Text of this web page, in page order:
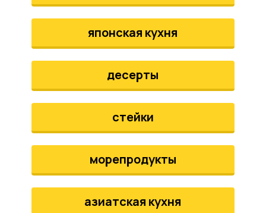
японская кухня
десерты
стейки
морепродукты
азиатская кухня